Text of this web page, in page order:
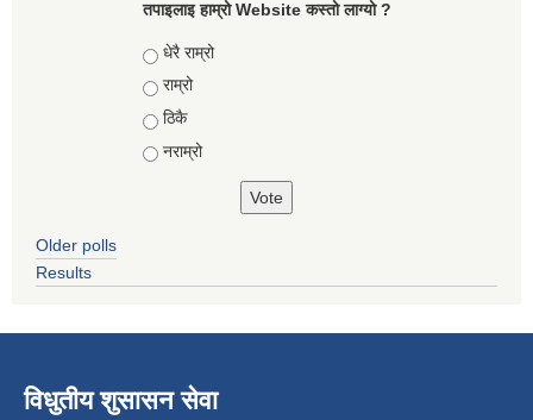
तपाइलाइ हाम्रो Website कस्तो लाग्यो ?
Choices
धेरै राम्रो
राम्रो
ठिकै
नराम्रो
Older polls
Results
विधुतीय शुसासन सेवा